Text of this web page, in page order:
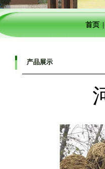
首页
产品展示